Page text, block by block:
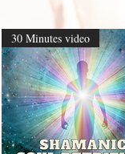
30 Minutes video